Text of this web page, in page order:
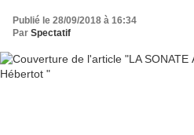
Publié le 28/09/2018 à 16:34
Par Spectatif